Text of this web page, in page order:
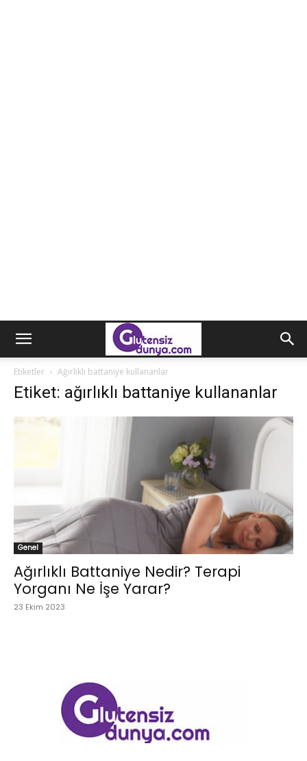
Etiketler Ağırlıklı battaniye kullananlar
Etiket: ağırlıklı battaniye kullananlar
Genel
Ağırlıklı Battaniye Nedir? Terapi
Yorganı Ne İşe Yarar?
23 Ekim 2023